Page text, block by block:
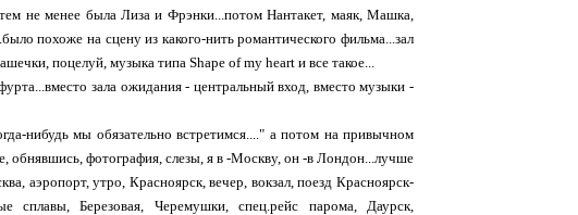
не менее была Лиза и Фрэнки...потом Нантакет, маяк, Машка,
похоже на сцену из какого-нить романтического фильма...зал
поцелуй, музыка типа Shape of my heart и все такое...
зала ожидания - центральный вход, вместо музыки -
нибудь мы обязательно встретимся...." а потом на привычном
обнявшись, фотография, слезы, я в -Москву, он -в Лондон...лучше
аэропорт, утро, Красноярск, вечер, вокзал, поезд Красноярск-
сплавы, Березовая, Черемушки, спец.рейс парома, Даурск,